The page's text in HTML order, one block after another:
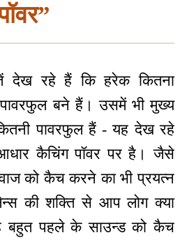
देख रहे हैं कि हरेक कितना
बने हैं। उसमें भी मुख्य
पावरफुल हैं - यह देख रहे
कैचिंग पॉवर पर है। जैसे
को कैच करने का भी प्रयत्न
की शक्ति से आप लोग क्या
पहले के साउन्ड को कैच